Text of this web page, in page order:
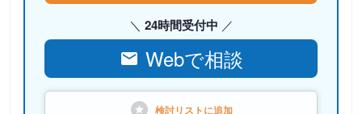
24時間受付中
Webで相談
検討リストに追加